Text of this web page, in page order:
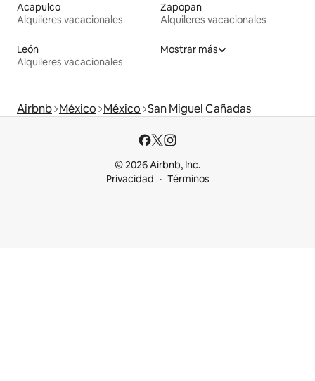
Acapulco
Alquileres vacacionales
Zapopan
Alquileres vacacionales
León
Alquileres vacacionales
Mostrar más
Airbnb México México San Miguel Cañadas
© 2026 Airbnb, Inc.
Privacidad
Términos